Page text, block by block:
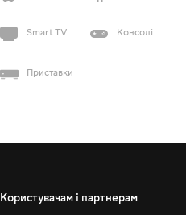
Smart TV Консолі
Приставки
Користувачам і партнерам